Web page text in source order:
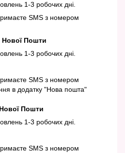
1-3 робочих дні.
SMS з номером
Нової Пошти
1-3 робочих дні.
SMS з номером
в додатку "Нова пошта"
Пошти
1-3 робочих дні.
SMS з номером